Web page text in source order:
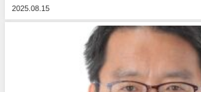
2025.08.15